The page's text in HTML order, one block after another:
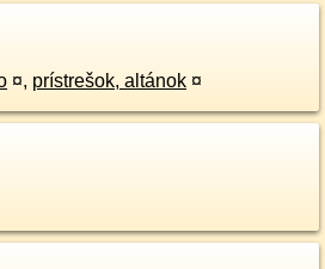
¤, prístrešok, altánok ¤